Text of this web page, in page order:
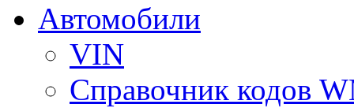
Автомобили
VIN
Справочник кодов